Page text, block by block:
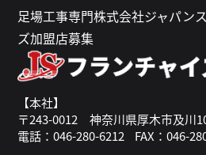
足場工事専門株式会社ジャパン
ズ加盟店募集
【本社】
〒243-0012 神奈川県厚木市及川
電話：046-280-6212
FAX：046-